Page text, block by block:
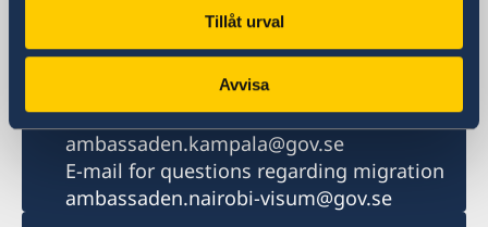
Tillåt urval
Avvisa
+256 417 700 800
Fax
+256 417 700 801
Email
ambassaden.kampala@gov.se
E-mail for questions regarding migration
ambassaden.nairobi-visum@gov.se